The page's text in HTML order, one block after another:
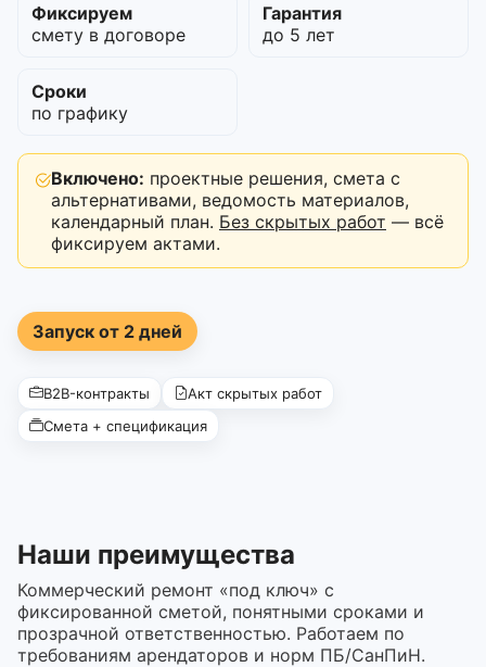
Фиксируем
смету в договоре
Гарантия
до 5 лет
Сроки
по графику
Включено: проектные решения, смета с
альтернативами, ведомость материалов,
календарный план. Без скрытых работ — всё
фиксируем актами.
Запуск от 2 дней
B2B-контракты
Акт скрытых работ
Смета + спецификация
Наши преимущества
Коммерческий ремонт «под ключ» с
фиксированной сметой, понятными сроками и
прозрачной ответственностью. Работаем по
требованиям арендаторов и норм ПБ/СанПиН.